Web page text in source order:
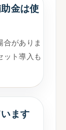
金は使
合がありま
ット導入も
ます